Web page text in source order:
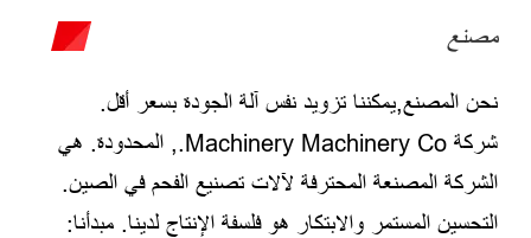
مصنع
نحن المصنع,يمكننا تزويد نفس آلة الجودة بسعر أقل.
شركة Machinery Machinery Co., المحدودة. هي
الشركة المصنعة المحترفة لآلات تصنيع الفحم في الصين.
التحسين المستمر والابتكار هو فلسفة الإنتاج لدينا. مبدأنا: